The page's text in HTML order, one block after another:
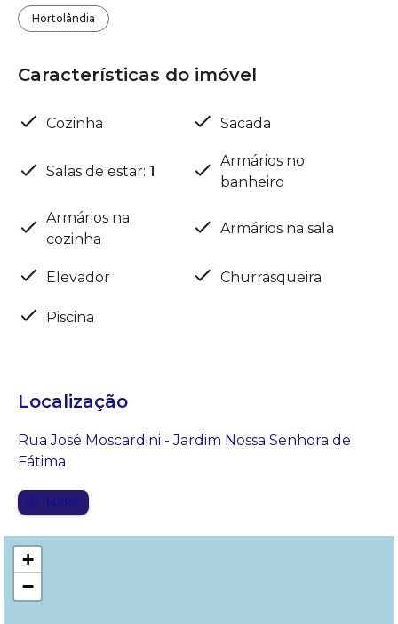
Hortolândia
Características do imóvel
Cozinha Sacada
Salas de estar: 1
Armários no
banheiro
Armários na
cozinha
Armários na sala
Elevador Churrasqueira
Piscina
Localização
Rua José Moscardini - Jardim Nossa Senhora de
Fátima
MAPA
+
−